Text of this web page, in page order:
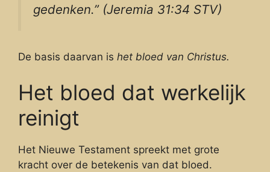
gedenken.” (Jeremia 31:34 STV)
De basis daarvan is het bloed van Christus.
Het bloed dat werkelijk
reinigt
Het Nieuwe Testament spreekt met grote
kracht over de betekenis van dat bloed.